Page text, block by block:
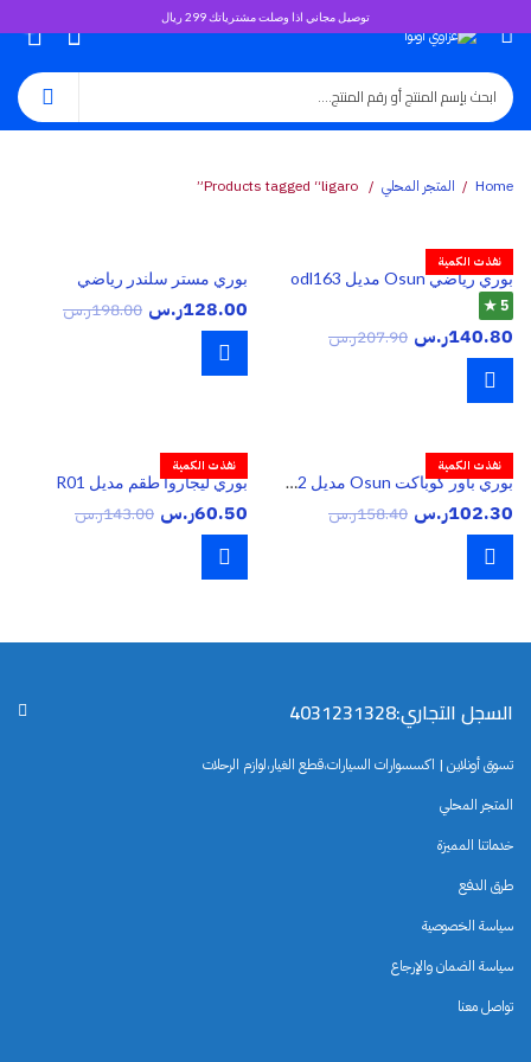
توصيل مجاني اذا وصلت مشترياتك 299 ريال
Home المتجر المحلي
نفذت الكمية
بوري رياضي Osun مديل odl163
5 ★
140.80ر.س 207.90ر.س
بوري مستر سلندر رياضي
128.00ر.س 198.00ر.س
نفذت الكمية
بوري باور كوباكت Osun مديل odl162
102.30ر.س 158.40ر.س
نفذت الكمية
بوري ليجاروا طقم مديل R01
60.50ر.س 143.00ر.س
السجل التجاري:4031231328
تسوق أونلاين | اكسسوارات السيارات،قطع الغيار،لوازم الرحلات
المتجر المحلي
خدماتنا المميزة
طرق الدفع
سياسة الخصوصية
سياسة الضمان والإرجاع
تواصل معنا